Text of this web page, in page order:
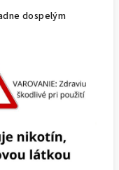
dospelým